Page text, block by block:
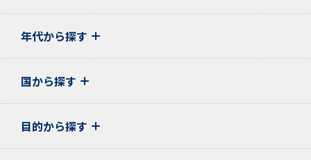
年代から探す
国から探す
目的から探す